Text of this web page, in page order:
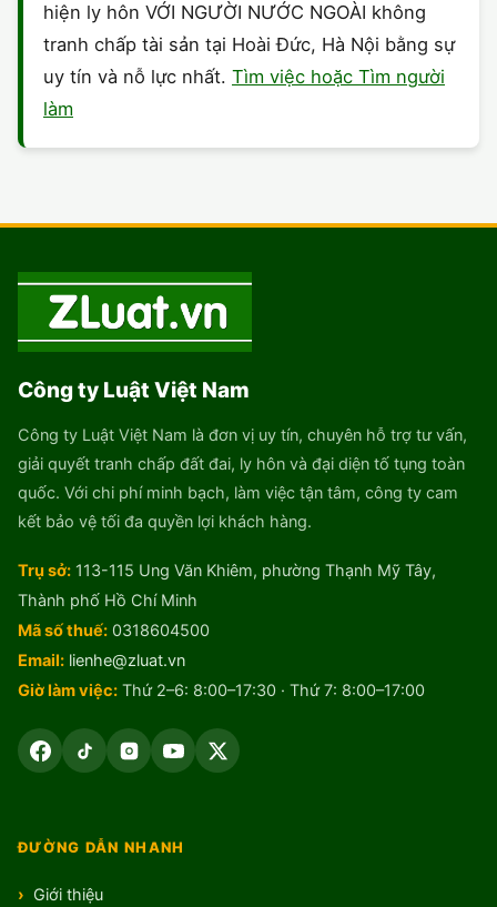
hiện ly hôn VỚI NGƯỜI NƯỚC NGOÀI không
tranh chấp tài sản tại Hoài Đức, Hà Nội bằng sự
uy tín và nỗ lực nhất. Tìm việc hoặc Tìm người
làm
Công ty Luật Việt Nam
Công ty Luật Việt Nam là đơn vị uy tín, chuyên hỗ trợ tư vấn,
giải quyết tranh chấp đất đai, ly hôn và đại diện tố tụng toàn
quốc. Với chi phí minh bạch, làm việc tận tâm, công ty cam
kết bảo vệ tối đa quyền lợi khách hàng.
Trụ sở: 113-115 Ung Văn Khiêm, phường Thạnh Mỹ Tây,
Thành phố Hồ Chí Minh
Mã số thuế: 0318604500
Email: lienhe@zluat.vn
Giờ làm việc: Thứ 2–6: 8:00–17:30 · Thứ 7: 8:00–17:00
ĐƯỜNG DẪN NHANH
Giới thiệu